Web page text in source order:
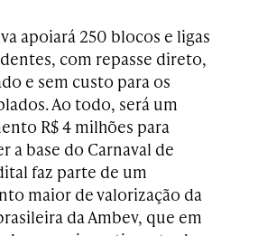
apoiará 250 blocos e ligas
com repasse direto,
e sem custo para os
Ao todo, será um
R$ 4 milhões para
a base do Carnaval de
faz parte de um
maior de valorização da
da Ambev, que em